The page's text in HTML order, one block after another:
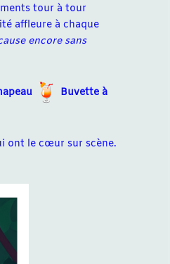
tour à tour
affleure à chaque
encore sans
Buvette à
ont le cœur sur scène.